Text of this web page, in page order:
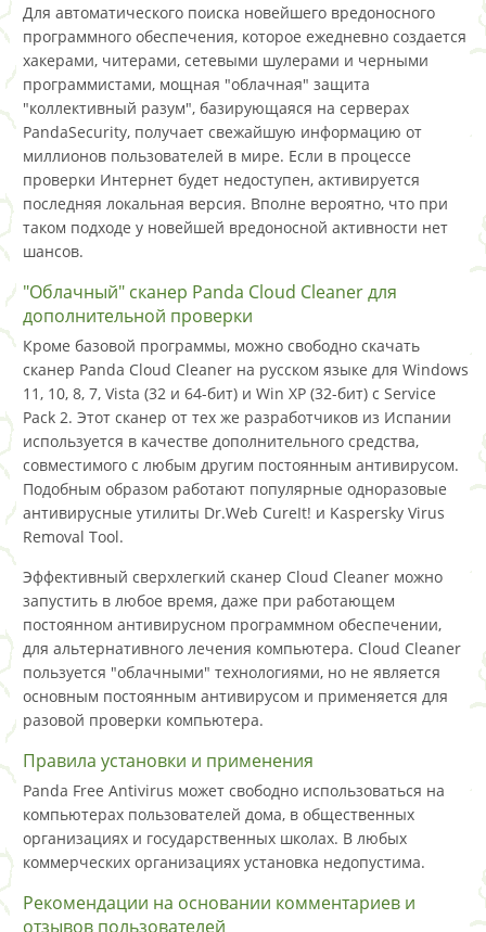
Для автоматического поиска новейшего вредоносного
программного обеспечения, которое ежедневно создается
хакерами, читерами, сетевыми шулерами и черными
программистами, мощная "облачная" защита
"коллективный разум", базирующаяся на серверах
PandaSecurity, получает свежайшую информацию от
миллионов пользователей в мире. Если в процессе
проверки Интернет будет недоступен, активируется
последняя локальная версия. Вполне вероятно, что при
таком подходе у новейшей вредоносной активности нет
шансов.
"Облачный" сканер Panda Cloud Cleaner для
дополнительной проверки
Кроме базовой программы, можно свободно скачать
сканер Panda Cloud Cleaner на русском языке для Windows
11, 10, 8, 7, Vista (32 и 64-бит) и Win XP (32-бит) с Service
Pack 2. Этот сканер от тех же разработчиков из Испании
используется в качестве дополнительного средства,
совместимого с любым другим постоянным антивирусом.
Подобным образом работают популярные одноразовые
антивирусные утилиты Dr.Web CureIt! и Kaspersky Virus
Removal Tool.
Эффективный сверхлегкий сканер Cloud Cleaner можно
запустить в любое время, даже при работающем
постоянном антивирусном программном обеспечении,
для альтернативного лечения компьютера. Cloud Cleaner
пользуется "облачными" технологиями, но не является
основным постоянным антивирусом и применяется для
разовой проверки компьютера.
Правила установки и применения
Panda Free Antivirus может свободно использоваться на
компьютерах пользователей дома, в общественных
организациях и государственных школах. В любых
коммерческих организациях установка недопустима.
Рекомендации на основании комментариев и
отзывов пользователей